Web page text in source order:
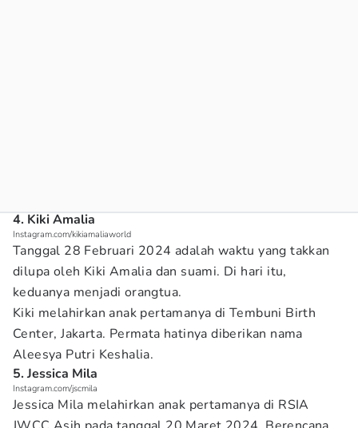
4. Kiki Amalia
Instagram.com/kikiamaliaworld
Tanggal 28 Februari 2024 adalah waktu yang takkan
dilupa oleh Kiki Amalia dan suami. Di hari itu,
keduanya menjadi orangtua.
Kiki melahirkan anak pertamanya di Tembuni Birth
Center, Jakarta. Permata hatinya diberikan nama
Aleesya Putri Keshalia.
5. Jessica Mila
Instagram.com/jscmila
Jessica Mila melahirkan anak pertamanya di RSIA